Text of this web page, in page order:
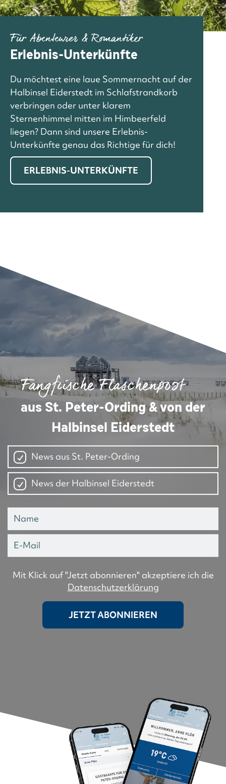
Für Abenteurer & Romantiker
Erlebnis-Unterkünfte
Du möchtest eine laue Sommernacht auf der
Halbinsel Eiderstedt im Schlafstrandkorb
verbringen oder unter klarem
Sternenhimmel mitten im Himbeerfeld
liegen? Dann sind unsere Erlebnis-
Unterkünfte genau das Richtige für dich!
ERLEBNIS-UNTERKÜNFTE
Fangfrische Flaschenpost
aus St. Peter-Ording & von der
Halbinsel Eiderstedt
News aus St. Peter-Ording
News der Halbinsel Eiderstedt
Mit Klick auf "Jetzt abonnieren" akzeptiere ich die
Datenschutzerklärung